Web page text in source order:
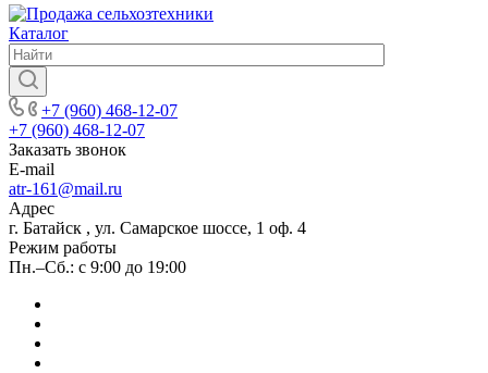
Каталог
+7 (960) 468-12-07
+7 (960) 468-12-07
Заказать звонок
E-mail
atr-161@mail.ru
Адрес
г. Батайск , ул. Самарское шоссе, 1 оф. 4
Режим работы
Пн.–Сб.: с 9:00 до 19:00